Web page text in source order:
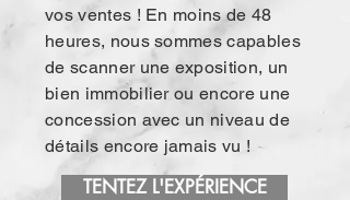
vos ventes ! En moins de 48
heures, nous sommes capables
de scanner une exposition, un
bien immobilier ou encore une
concession avec un niveau de
détails encore jamais vu !
TENTEZ L'EXPÉRIENCE